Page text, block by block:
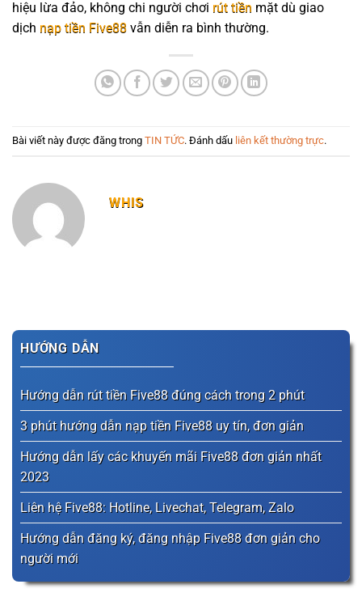
hiệu lừa đảo, không chi người chơi rút tiền mặt dù giao
dịch nạp tiền Five88 vẫn diễn ra bình thường.
Bài viết này được đăng trong TIN TỨC. Đánh dấu liên kết thường trực.
WHIS
HƯỚNG DẪN
Hướng dẫn rút tiền Five88 đúng cách trong 2 phút
3 phút hướng dẫn nạp tiền Five88 uy tín, đơn giản
Hướng dẫn lấy các khuyến mãi Five88 đơn giản nhất
2023
Liên hệ Five88: Hotline, Livechat, Telegram, Zalo
Hướng dẫn đăng ký, đăng nhập Five88 đơn giản cho
người mới